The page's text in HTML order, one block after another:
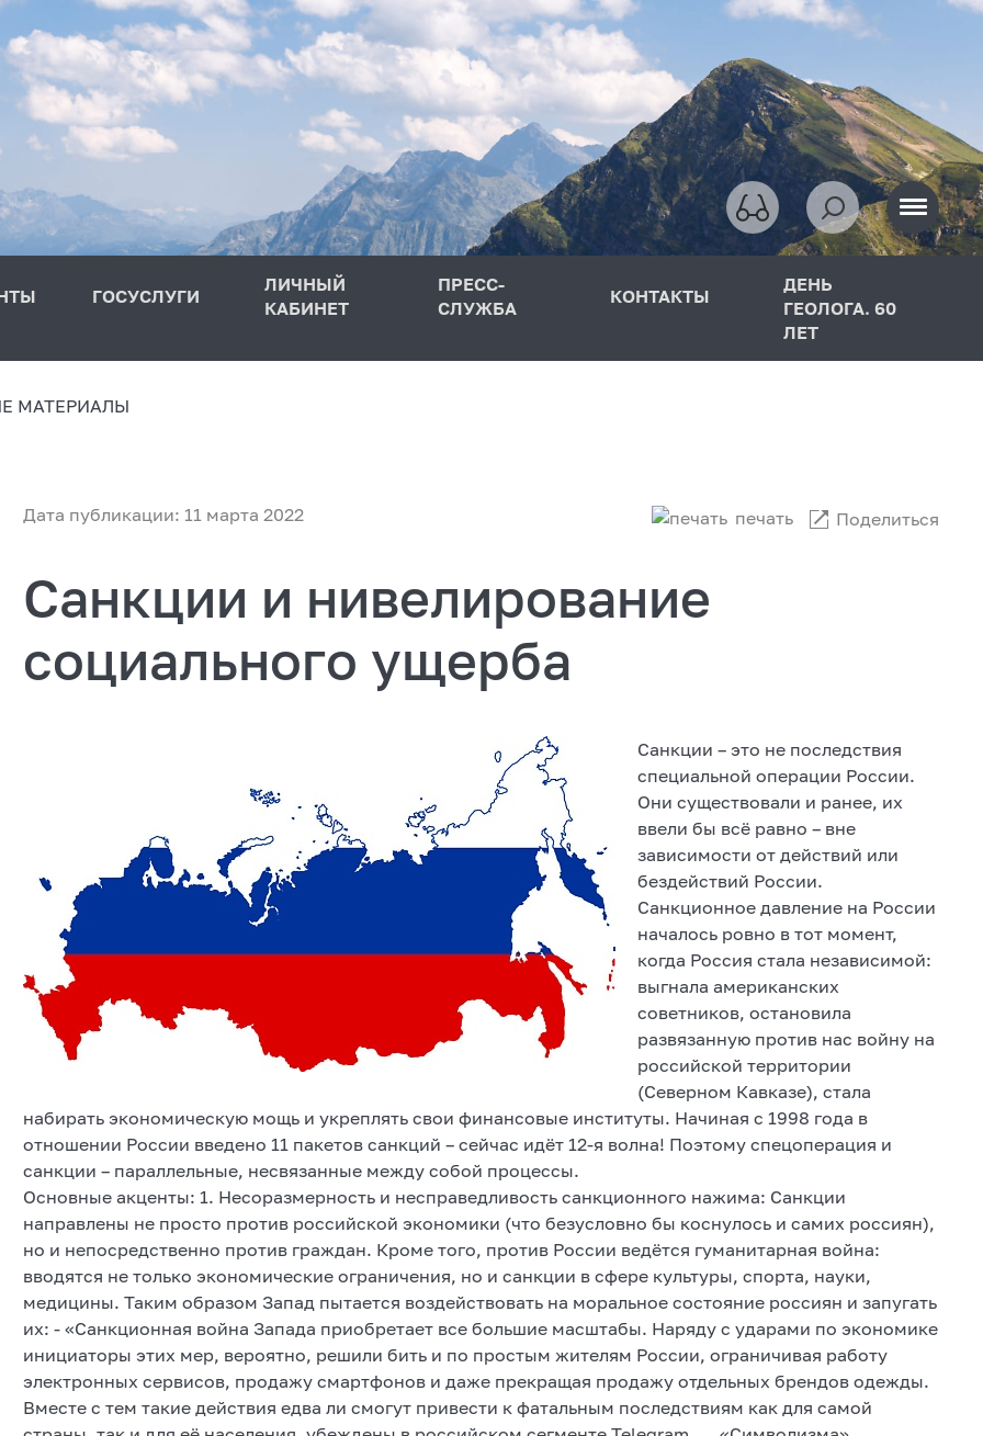
ГОСУСЛУГИ
ЛИЧНЫЙ
КАБИНЕТ
ПРЕСС-
СЛУЖБА
КОНТАКТЫ
ДЕНЬ
ГЕОЛОГА. 60
ЛЕТ
МАТЕРИАЛЫ
Дата публикации: 11 марта 2022 печать Поделиться
Санкции и нивелирование
социального ущерба
Санкции – это не последствия
специальной операции России.
Они существовали и ранее, их
ввели бы всё равно – вне
зависимости от действий или
бездействий России.
Санкционное давление на России
началось ровно в тот момент,
когда Россия стала независимой:
выгнала американских
советников, остановила
развязанную против нас войну на
российской территории
(Северном Кавказе), стала
набирать экономическую мощь и укреплять свои финансовые институты. Начиная с 1998 года в
отношении России введено 11 пакетов санкций – сейчас идёт 12-я волна! Поэтому спецоперация и
санкции – параллельные, несвязанные между собой процессы.
Основные акценты: 1. Несоразмерность и несправедливость санкционного нажима: Санкции
направлены не просто против российской экономики (что безусловно бы коснулось и самих россиян),
но и непосредственно против граждан. Кроме того, против России ведётся гуманитарная война:
вводятся не только экономические ограничения, но и санкции в сфере культуры, спорта, науки,
медицины. Таким образом Запад пытается воздействовать на моральное состояние россиян и запугать
их: - «Санкционная война Запада приобретает все большие масштабы. Наряду с ударами по экономике
инициаторы этих мер, вероятно, решили бить и по простым жителям России, ограничивая работу
электронных сервисов, продажу смартфонов и даже прекращая продажу отдельных брендов одежды.
Вместе с тем такие действия едва ли смогут привести к фатальным последствиям как для самой